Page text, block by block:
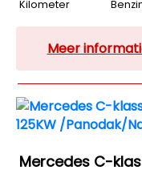
Kilometer
Meer
Mercedes C-